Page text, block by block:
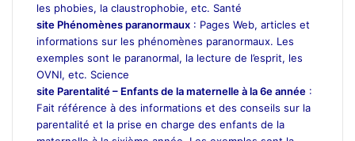
les phobies, la claustrophobie, etc. Santé
site Phénomènes paranormaux : Pages Web, articles et
informations sur les phénomènes paranormaux. Les
exemples sont le paranormal, la lecture de l’esprit, les
OVNI, etc. Science
site Parentalité – Enfants de la maternelle à la 6e année :
Fait référence à des informations et des conseils sur la
parentalité et la prise en charge des enfants de la